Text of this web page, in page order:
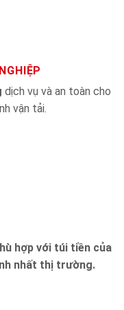
dịch vụ và an toàn cho
vận tải.
hợp với túi tiền của
nhất thị trường.